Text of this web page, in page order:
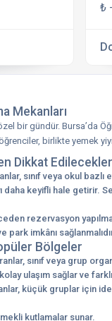
₺
Mekanları
bir gündür. Bursa’da
birlikte yemek
Dikkat Edilecekler
sınıf veya okul
daha keyifli hale getirir.
rezervasyon
park imkânı
Bölgeler
sınıf veya grup
ulaşım sağlar ve
küçük gruplar için
kutlamalar sunar.